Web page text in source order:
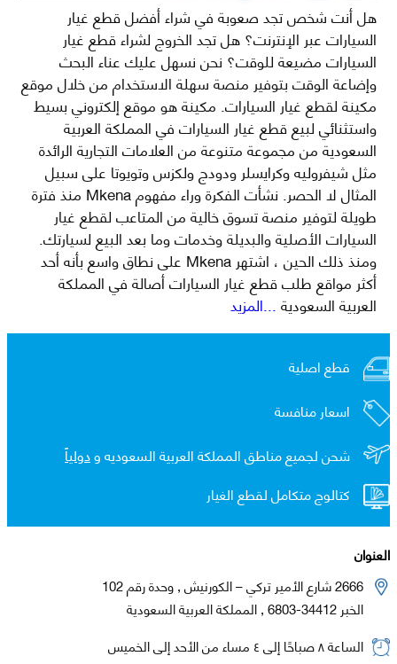
هل أنت شخص تجد صعوبة في شراء أفضل قطع غيار
السيارات عبر الإنترنت؟ هل تجد الخروج لشراء قطع غيار
السيارات مضيعة للوقت؟ نحن نسهل عليك عناء البحث
وإضاعة الوقت بتوفير منصة سهلة الاستخدام من خلال موقع
مكينة لقطع غيار السيارات. مكينة هو موقع إلكتروني بسيط
واستثنائي لبيع قطع غيار السيارات في المملكة العربية
السعودية من مجموعة متنوعة من العلامات التجارية الرائدة
مثل شيفروليه وكرايسلر ودودج ولكزس وتويوتا على سبيل
المثال لا الحصر. نشأت الفكرة وراء مفهوم Mkena منذ فترة
طويلة لتوفير منصة تسوق خالية من المتاعب لقطع غيار
السيارات الأصلية والبديلة وخدمات وما بعد البيع لسيارتك.
ومنذ ذلك الحين ، اشتهر Mkena على نطاق واسع بأنه أحد
أكثر مواقع طلب قطع غيار السيارات أصالة في المملكة
العربية السعودية...المزيد
قطع اصلية
اسعار منافسة
شحن لجميع مناطق المملكة العربية السعوديه ودولياً
كتالوج متكامل لقطع الغيار
العنوان
2666 شارع الأمير تركي – الكورنيش , وحدة رقم 102
الخبر 34412-6803 , المملكة العربية السعودية
الساعة ٨ صباحًا إلى ٤ مساء من الأحد إلى الخميس